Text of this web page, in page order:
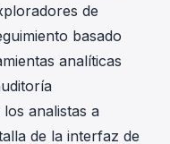
de
basado
analíticas
analistas a
de la interfaz de